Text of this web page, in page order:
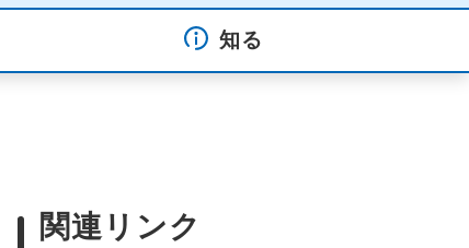
知る
関連リンク